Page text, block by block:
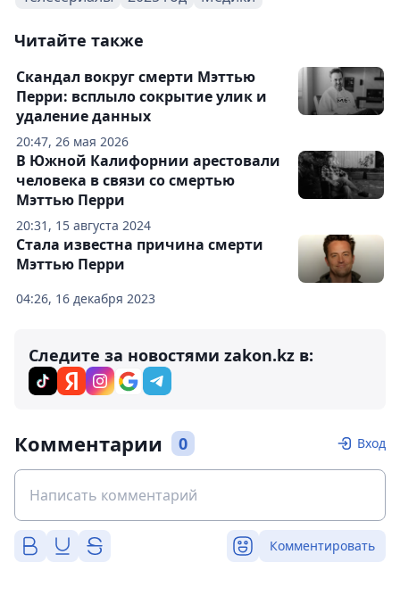
Читайте также
20:47, 26 мая 2026
Скандал вокруг смерти Мэттью
Перри: всплыло сокрытие улик и
удаление данных
20:31, 15 августа 2024
В Южной Калифорнии арестовали
человека в связи со смертью
Мэттью Перри
04:26, 16 декабря 2023
Стала известна причина смерти
Мэттью Перри
Следите за новостями zakon.kz в:
Комментарии 0 Вход
Комментировать